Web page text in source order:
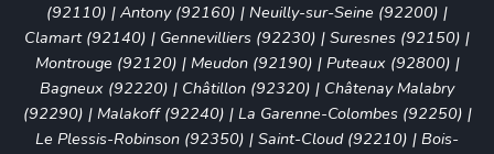
(92110) | Antony (92160) | Neuilly-sur-Seine (92200) |
Clamart (92140) | Gennevilliers (92230) | Suresnes (92150) |
Montrouge (92120) | Meudon (92190) | Puteaux (92800) |
Bagneux (92220) | Châtillon (92320) | Châtenay Malabry
(92290) | Malakoff (92240) | La Garenne-Colombes (92250) |
Le Plessis-Robinson (92350) | Saint-Cloud (92210) | Bois-